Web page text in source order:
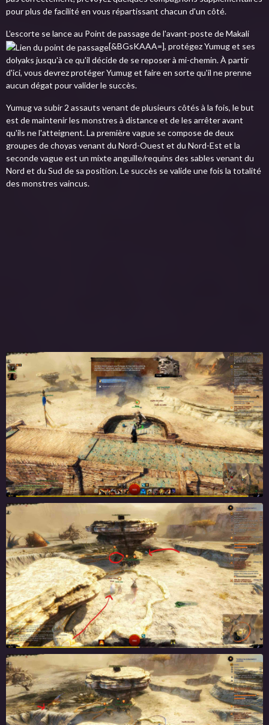
pour plus de facilité en vous répartissant chacun d'un côté.
L'escorte se lance au Point de passage de l'avant-poste de Makali
[&BGsKAAA=], protégez Yumug et ses
dolyaks jusqu'à ce qu'il décide de se reposer à mi-chemin. À partir
d'ici, vous devrez protéger Yumug et faire en sorte qu'il ne prenne
aucun dégat pour valider le succès.
Yumug va subir 2 assauts venant de plusieurs côtés à la fois, le but
est de maintenir les monstres à distance et de les arrêter avant
qu'ils ne l'atteignent. La première vague se compose de deux
groupes de choyas venant du Nord-Ouest et du Nord-Est et la
seconde vague est un mixte anguille/requins des sables venant du
Nord et du Sud de sa position. Le succès se valide une fois la totalité
des monstres vaincus.